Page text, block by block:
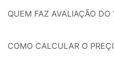
QUEM FAZ AVALIAÇÃO DO
COMO CALCULAR O